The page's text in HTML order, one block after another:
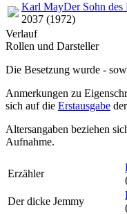
Karl MayDer Sohn des
2037 (1972)
Verlauf
Rollen und Darsteller
Die Besetzung wurde -
Anmerkungen zu
sich auf die Erstausgabe
Altersangaben beziehen
Aufnahme.
Erzähler
Der dicke Jemmy